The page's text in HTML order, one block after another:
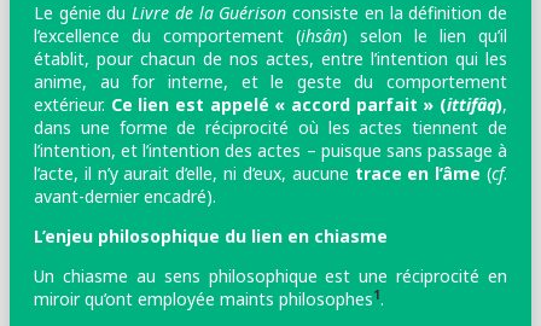
Le génie duLivre de la Guérison consiste en la définition de
l’excellence du comportement (ihsân) selon le lien qu’il
établit, pour chacun de nos actes, entre l’intention qui les
anime, au for interne, et le geste du comportement
extérieur. Ce lien est appelé « accord parfait » (ittifâq),
dans une forme de réciprocité où les actes tiennent de
l’intention, et l’intention des actes – puisque sans passage à
l’acte, il n’y aurait d’elle, ni d’eux, aucune trace en l’âme (cf.
avant-dernier encadré).
L’enjeu philosophique du lien en chiasme
Un chiasme au sens philosophique est une réciprocité en
miroir qu’ont employée maints philosophes1.